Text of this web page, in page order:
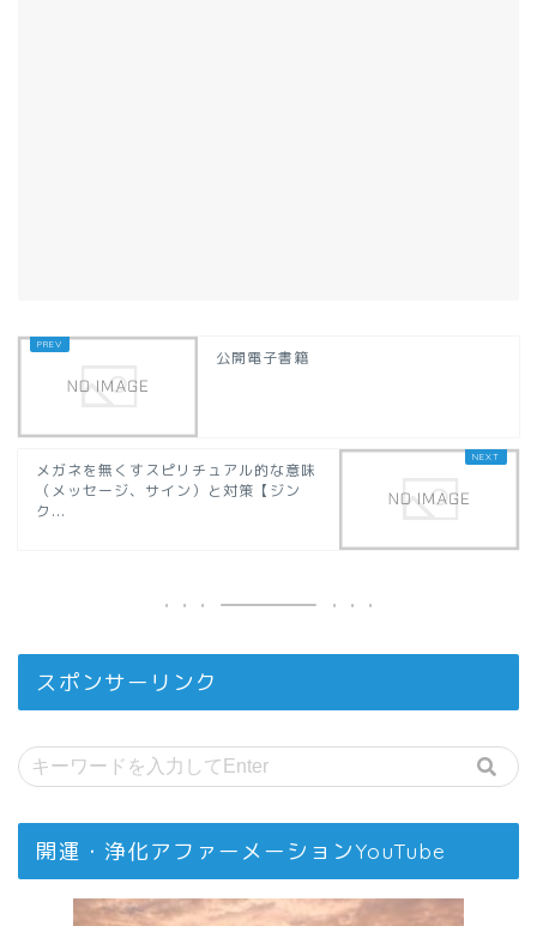
公開電子書籍
メガネを無くすスピリチュアル的な意味
（メッセージ、サイン）と対策【ジン
ク...
スポンサーリンク
開運・浄化アファーメーションYouTube